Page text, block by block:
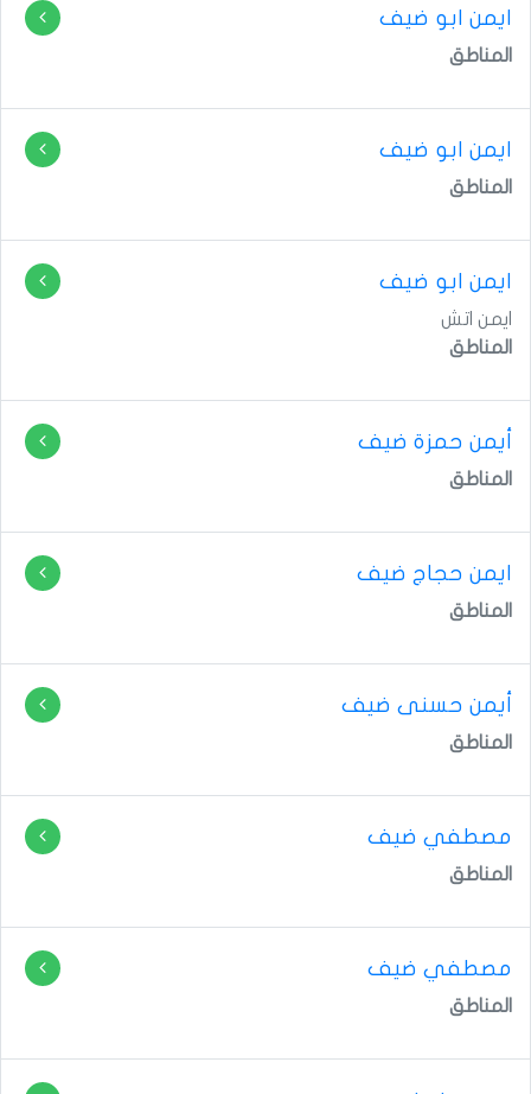
ايمن ابو ضيف
المناطق
ايمن ابو ضيف
المناطق
ايمن ابو ضيف
ايمن اتش
المناطق
أيمن حمزة ضيف
المناطق
ايمن حجاج ضيف
المناطق
أيمن حسنى ضيف
المناطق
مصطفي ضيف
المناطق
مصطفي ضيف
المناطق